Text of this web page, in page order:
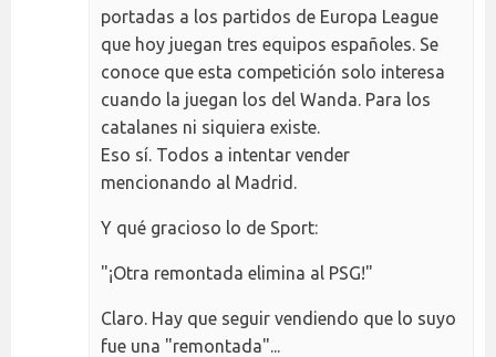
portadas a los partidos de Europa League
que hoy juegan tres equipos españoles. Se
conoce que esta competición solo interesa
cuando la juegan los del Wanda. Para los
catalanes ni siquiera existe.
Eso sí. Todos a intentar vender
mencionando al Madrid.
Y qué gracioso lo de Sport:
"¡Otra remontada elimina al PSG!"
Claro. Hay que seguir vendiendo que lo suyo
fue una "remontada"...